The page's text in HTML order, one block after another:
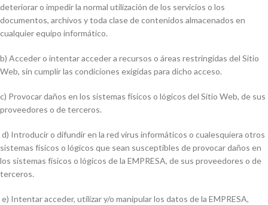
deteriorar o impedir la normal utilización de los servicios o los
documentos, archivos y toda clase de contenidos almacenados en
cualquier equipo informático.
b) Acceder o intentar acceder a recursos o áreas restringidas del Sitio
Web, sin cumplir las condiciones exigidas para dicho acceso.
c) Provocar daños en los sistemas físicos o lógicos del Sitio Web, de sus
proveedores o de terceros.
d) Introducir o difundir en la red virus informáticos o cualesquiera otros
sistemas físicos o lógicos que sean susceptibles de provocar daños en
los sistemas físicos o lógicos de la EMPRESA, de sus proveedores o de
terceros.
e) Intentar acceder, utilizar y/o manipular los datos de la EMPRESA,